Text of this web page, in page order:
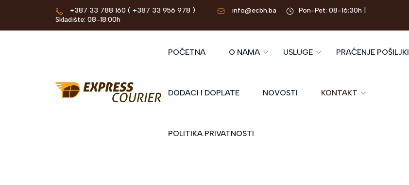
+387 33 788 160 ( +387 33 956 978 ) info@ecbh.ba
Pon-Pet: 08-16:30h |
Skladište: 08-18:00h
POČETNA O NAMA USLUGE PRAĆENJE POŠILJKI
DODACI I DOPLATE NOVOSTI KONTAKT
POLITIKA PRIVATNOSTI